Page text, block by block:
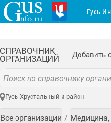
СПРАВОЧНИК
ОРГАНИЗАЦИЙ
Добавить
Гусь-Хрустальный и район
Все организации Медицина,
Гусь-